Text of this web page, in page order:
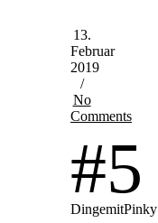
13.
Februar
2019
/
No
Comments
#5
DingemitPinky